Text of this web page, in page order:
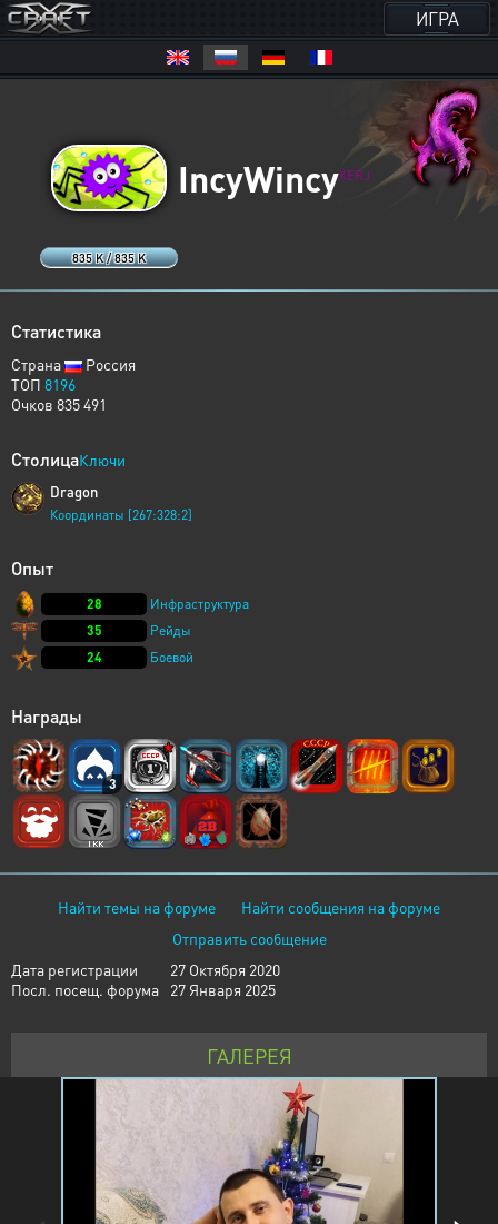
ИГРА
835 K / 835 K
IncyWincyXERJ
Статистика
Страна
Россия
ТОП 8196
Очков 835 491
СтолицаКлючи
Dragon
Координаты [267:328:2]
Опыт
28
Инфраструктура
35
Рейды
24
Боевой
Награды
3
Найти темы на форуме
Найти сообщения на форуме
Отправить сообщение
Дата регистрации
27 Октября 2020
Посл. посещ. форума
27 Января 2025
ГАЛЕРЕЯ